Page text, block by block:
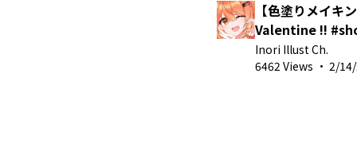
【色塗りメイキ
Valentine !!
キング
Inori Illust Ch.
6462 Views · 2/